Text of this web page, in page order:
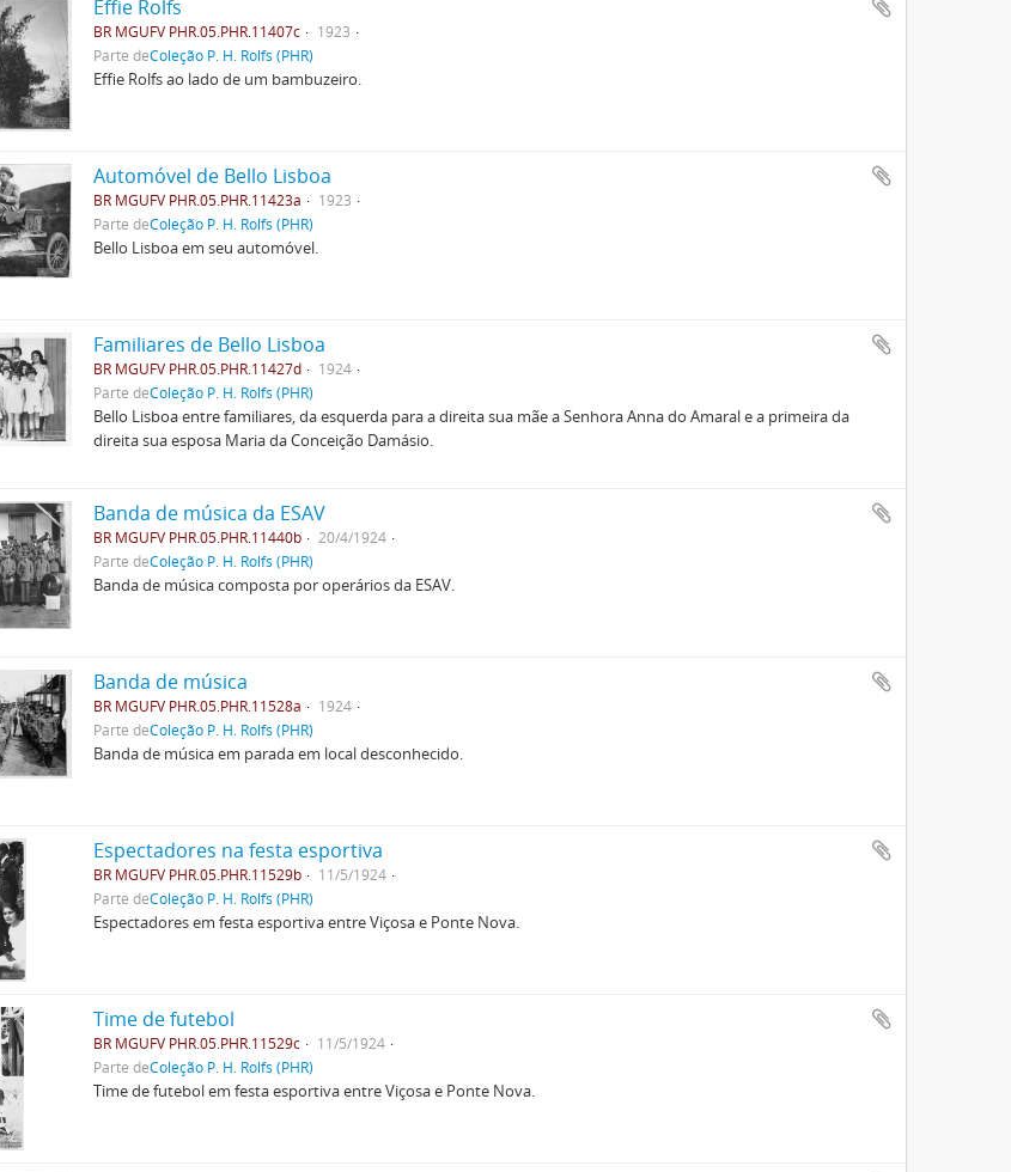
Effie Rolfs
BR MGUFV PHR.05.PHR.11407c
1923
Parte deColeção P. H. Rolfs (PHR)
Effie Rolfs ao lado de um bambuzeiro.
Automóvel de Bello Lisboa
BR MGUFV PHR.05.PHR.11423a
1923
Parte deColeção P. H. Rolfs (PHR)
Bello Lisboa em seu automóvel.
Familiares de Bello Lisboa
BR MGUFV PHR.05.PHR.11427d
1924
Parte deColeção P. H. Rolfs (PHR)
Bello Lisboa entre familiares, da esquerda para a direita sua mãe a Senhora Anna do Amaral e a primeira da
direita sua esposa Maria da Conceição Damásio.
Banda de música da ESAV
BR MGUFV PHR.05.PHR.11440b
20/4/1924
Parte deColeção P. H. Rolfs (PHR)
Banda de música composta por operários da ESAV.
Banda de música
BR MGUFV PHR.05.PHR.11528a
1924
Parte deColeção P. H. Rolfs (PHR)
Banda de música em parada em local desconhecido.
Espectadores na festa esportiva
BR MGUFV PHR.05.PHR.11529b
11/5/1924
Parte deColeção P. H. Rolfs (PHR)
Espectadores em festa esportiva entre Viçosa e Ponte Nova.
Time de futebol
BR MGUFV PHR.05.PHR.11529c
11/5/1924
Parte deColeção P. H. Rolfs (PHR)
Time de futebol em festa esportiva entre Viçosa e Ponte Nova.